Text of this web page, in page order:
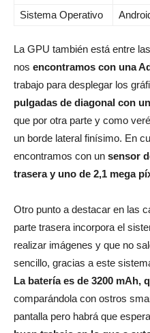
Sistema Operativo
La GPU también está entre
nos encontramos con una
trabajo para desplegar los
pulgadas de diagonal con
que por otra parte y como
un borde lateral finísimo. En
encontramos con un sensor
trasera y uno de 2,1 mega
Otro punto a destacar en las
parte trasera incorpora el
realizar imágenes y que no
sencillo, gracias a este
La batería es de 3200 mAh,
comparándola con ostros
pantalla pero habrá que